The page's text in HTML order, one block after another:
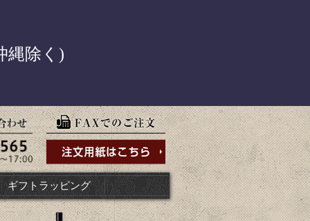
縄除く)
ギフトラッピング